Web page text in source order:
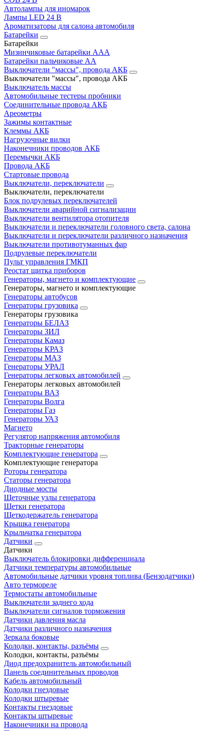
Автолампы для иномарок
Лампы LED 24 B
Ароматизаторы для салона автомобиля
Батарейки
Батарейки
Мизинчиковые батарейки AAA
Батарейки пальчиковые АА
Выключатели "массы", провода АКБ
Выключатели "массы", провода АКБ
Выключатель массы
Автомобильные тестеры пробники
Соединительные провода АКБ
Ареометры
Зажимы контактные
Клеммы АКБ
Нагрузочные вилки
Наконечники проводов АКБ
Перемычки АКБ
Провода АКБ
Стартовые провода
Выключатели, переключатели
Выключатели, переключатели
Блок подрулевых переключателей
Выключатели аварийной сигнализации
Выключатели вентилятора отопителя
Выключатели и переключатели головного света, салона
Выключатели и переключатели различного назначения
Выключатели противотуманных фар
Подрулевые переключатели
Пульт управления ГМКП
Реостат щитка приборов
Генераторы, магнето и комплектующие
Генераторы, магнето и комплектующие
Генераторы автобусов
Генераторы грузовика
Генераторы грузовика
Генераторы БЕЛАЗ
Генераторы ЗИЛ
Генераторы Камаз
Генераторы КРАЗ
Генераторы МАЗ
Генераторы УРАЛ
Генераторы легковых автомобилей
Генераторы легковых автомобилей
Генераторы ВАЗ
Генераторы Волга
Генераторы Газ
Генераторы УАЗ
Магнето
Регулятор напряжения автомобиля
Тракторные генераторы
Комплектующие генератора
Комплектующие генератора
Роторы генератора
Статоры генератора
Диодные мосты
Щеточные узлы генератора
Щетки генератора
Щеткодержатель генератора
Крышка генератора
Крыльчатка генератора
Датчики
Датчики
Выключатель блокировки дифференциала
Датчики температуры автомобильные
Автомобильные датчики уровня топлива (Бензодатчики)
Авто термореле
Термостаты автомобильные
Выключатели заднего хода
Выключатели сигналов торможения
Датчики давления масла
Датчики различного назначения
Зеркала боковые
Колодки, контакты, разъёмы
Колодки, контакты, разъёмы
Диод предохранитель автомобильный
Панель соединительных проводов
Кабель автомобильный
Колодки гнездовые
Колодки штыревые
Контакты гнездовые
Контакты штыревые
Наконечники на провода